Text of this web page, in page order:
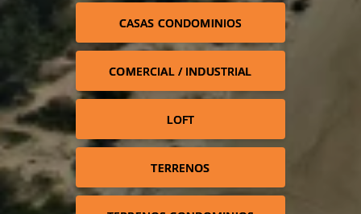
CASAS CONDOMINIOS
COMERCIAL / INDUSTRIAL
LOFT
TERRENOS